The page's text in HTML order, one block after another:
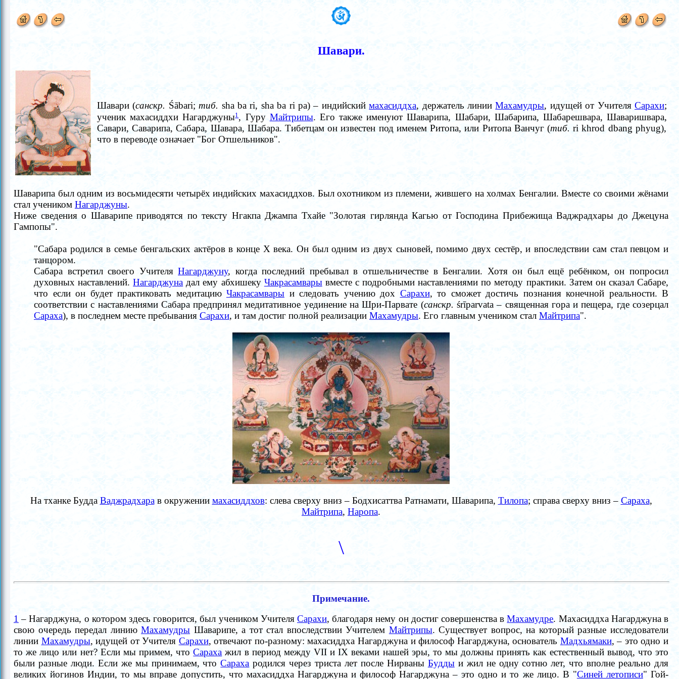
Шавари.
Шавари (санскр. Śābari; тиб. sha ba ri, sha ba ri pa) – индийскиймахасиддха, держатель линииМахамудры, идущей от УчителяСарахи;
ученик махасиддхи Нагарджуны1, Гуру Майтрипы. Его также именуют Шаварипа, Шабари, Шабарипа, Шабарешвара,Шаваришвара,
Савари, Саварипа, Сабара, Шавара, Шабара. Тибетцам он известен под именем Ритопа, или Ритопа Ванчуг (тиб. ri khrod dbang phyug),
что в переводе означает "Бог Отшельников".
Шаварипа был одним из восьмидесяти четырёх индийских махасиддхов. Был охотником из племени, жившего на холмах Бенгалии. Вместе со своими жёнами
стал учеником Нагарджуны.
Ниже сведения о Шаварипе приводятся по тексту Нгакпа Джампа Тхайе "Золотая гирлянда Кагью от Господина Прибежища Ваджрадхары до Джецуна
Гампопы".
"Сабара родился в семье бенгальских актёров в конце X века. Он был одним из двух сыновей, помимо двух сестёр, и впоследствии сам стал певцом и
танцором.
Сабара встретил своего УчителяНагарджуну, когда последний пребывал в отшельничестве в Бенгалии. Хотя он был ещё ребёнком, он попросил
духовных наставлений.Нагарджуна дал ему абхишеку Чакрасамварывместе с подробными наставлениями по методу практики. Затем он сказал Сабаре,
что если он будет практиковать медитацию Чакрасамвары и следовать учению дох Сарахи, то сможет достичь познания конечной реальности. В
соответствии с наставлениями Сабара предпринял медитативное уединение на Шри-Парвате (санскр. śrīparvata – священная гора и пещера, где созерцал
Сараха), в последнем месте пребывания Сарахи, и там достиг полной реализации Махамудры. Его главным учеником стал Майтрипа".
На тханке Будда Ваджрадхарав окружении махасиддхов: слева сверху вниз – Бодхисаттва Ратнамати, Шаварипа, Тилопа; справа сверху вниз – Сараха,
Майтрипа, Наропа.
\
Примечание.
1 – Нагарджуна, о котором здесь говорится, был учеником УчителяСарахи, благодаря нему он достиг совершенства вМахамудре. Махасиддха Нагарджуна в
свою очередь передал линиюМахамудры Шаварипе, а тот стал впоследствии Учителем Майтрипы. Существует вопрос, на который разные исследователи
линии Махамудры, идущей от Учителя Сарахи, отвечают по-разному: махасиддха Нагарджуна и философ Нагарджуна, основатель Мадхьямаки, – это одно и
то же лицо или нет? Если мы примем, чтоСарахажил в период между VII и IX веками нашей эры, то мы должны принять как естественный вывод, что это
были разные люди. Если же мы принимаем, чтоСарахародился через триста лет после Нирваны Буддыи жил не одну сотню лет, что вполне реально для
великих йогинов Индии, то мы вправе допустить, что махасиддха Нагарджуна и философ Нагарджуна – это одно и то же лицо. В "Синей летописи" Гой-